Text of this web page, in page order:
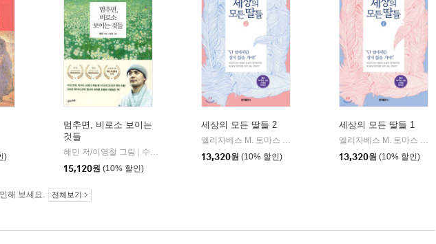
)
멈추면, 비로소 보이는
것들
혜민 저/이영철 그림
수오서재
15,120원 (10% 할인)
세상의 모든 딸들 2
엘리자베스 M. 토마스 저/이나경 역
홍익출판사
13,320원 (10% 할인)
세상의 모든 딸들 1
엘리자베스 M. 토마스 저/이나경 역
13,320원 (10% 할인)
해 보세요. 전체보기